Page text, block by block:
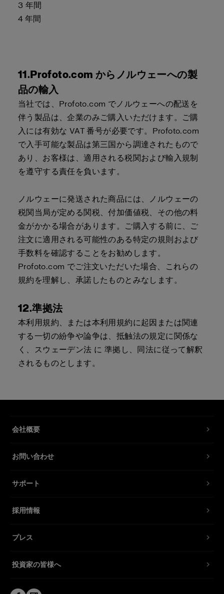
3 年間
4 年間
11.Profoto.com からノルウェーへの製
品の輸入
当社では、Profoto.com でノルウェーへの配送を
伴う製品は、企業のみご購入いただけます。ご購
入には有効な VAT 番号が必要です。Profoto.com
で入手可能な製品は第三国から調達されたもので
あり、お客様は、適用される税関および輸入規制
を遵守する責任を負います。
ノルウェーに発送された商品には、ノルウェーの
税関当局が定める関税、付加価値税、その他の料
金がかかる場合があります。ご購入する前に、ご
注文に適用される可能性のある特定の規則および
手数料を確認することをお勧めします。
Profoto.com でご注文いただいた場合、これらの
規約を理解し、承諾したものとみなします。
12.準拠法
本利用規約、または本利用規約に起因または関連
する一切の紛争や論争は、抵触法の規定に関係な
く、スウェーデン法 に 準拠し、同法に従って解釈
されるものとします。
会社概要
お問い合わせ
サポート
採用情報
プレス
投資家の皆様へ